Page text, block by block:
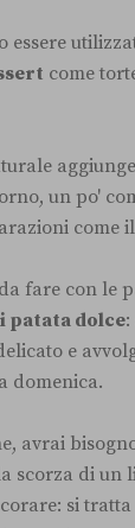
essere
come
un po'
come
fare con le
patata dolce
e
domenica.
avrai
scorza di un
si